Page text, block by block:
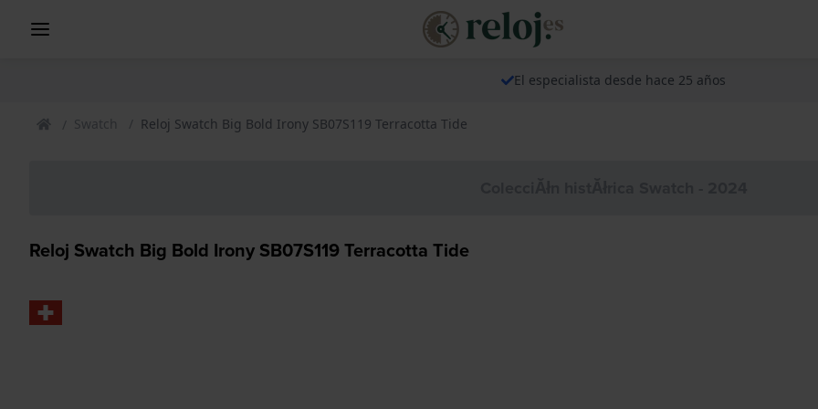
El especialista desde hace 25 años
Swatch Reloj Swatch Big Bold Irony SB07S119 Terracotta Tide
Reloj Swatch Big Bold Irony SB07S119 Terracotta Tide